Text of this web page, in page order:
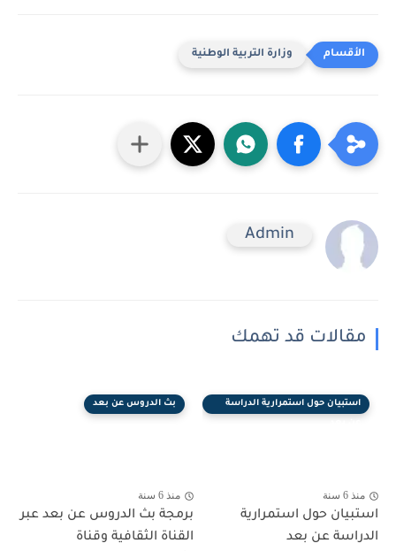
وزارة التربية الوطنية
Admin
مقالات قد تهمك
استبيان حول استمرارية الدراسة
منذ 6 سنة
استبيان حول استمرارية
الدراسة عن بعد
بث الدروس عن بعد
منذ 6 سنة
برمجة بث الدروس عن بعد عبر
القناة الثقافية وقناة